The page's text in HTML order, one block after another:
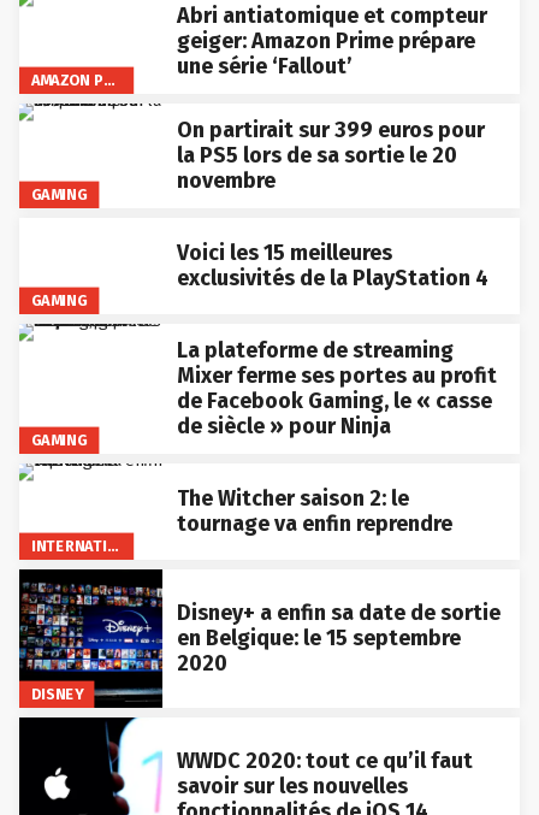
AMAZON PRIME VIDEO
Abri antiatomique et compteur
geiger: Amazon Prime prépare
une série ‘Fallout’
GAMING
On partirait sur 399 euros pour
la PS5 lors de sa sortie le 20
novembre
GAMING
Voici les 15 meilleures
exclusivités de la PlayStation 4
GAMING
La plateforme de streaming
Mixer ferme ses portes au profit
de Facebook Gaming, le « casse
de siècle » pour Ninja
INTERNATIONAL
The Witcher saison 2: le
tournage va enfin reprendre
DISNEY
Disney+ a enfin sa date de sortie
en Belgique: le 15 septembre
2020
WWDC 2020: tout ce qu’il faut
savoir sur les nouvelles